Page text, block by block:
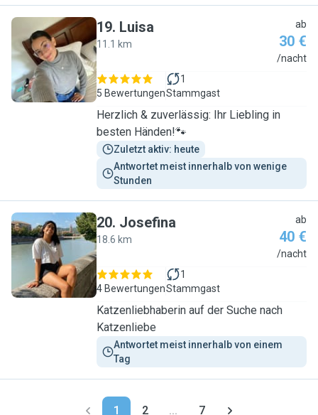
L
19. Luisa
11.1 km
ab
30 €
/nacht
5 Bewertungen
1
Stammgast
Herzlich & zuverlässig: Ihr Liebling in
besten Händen!🐾
Zuletzt aktiv: heute
Antwortet meist innerhalb von wenige
Stunden
J
20. Josefina
18.6 km
ab
40 €
/nacht
4 Bewertungen
1
Stammgast
Katzenliebhaberin auf der Suche nach
Katzenliebe
Antwortet meist innerhalb von einem
Tag
1 2 ... 7